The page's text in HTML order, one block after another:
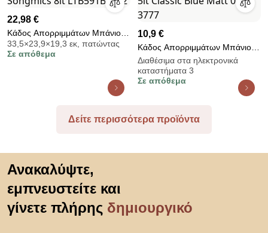
22,98 €
Κάδος Απορριμμάτων Μπάνιου
(23.9x19.3x33.5) Songmics 8lt
LTB591B0802
33,5×23,9×19,3 εκ, πατώντας
Σε απόθεμα
10,9 €
Κάδος Απορριμμάτων Μπάνιου
(Φ20x28) Homely 5lt Classic
Blue Matt 02-3777
Διαθέσιμα στα ηλεκτρονικά
καταστήματα 3
Σε απόθεμα
Δείτε περισσότερα προϊόντα
Ανακαλύψτε,
εμπνευστείτε και
γίνετε πλήρης δημιουργικό